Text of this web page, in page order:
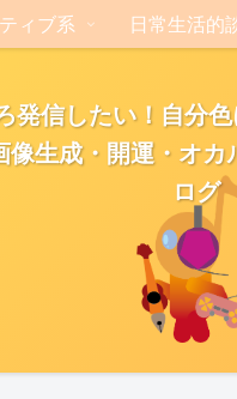
発信したい！自分
生成・開運・オカ
ログ
ィブ系 日常生活的